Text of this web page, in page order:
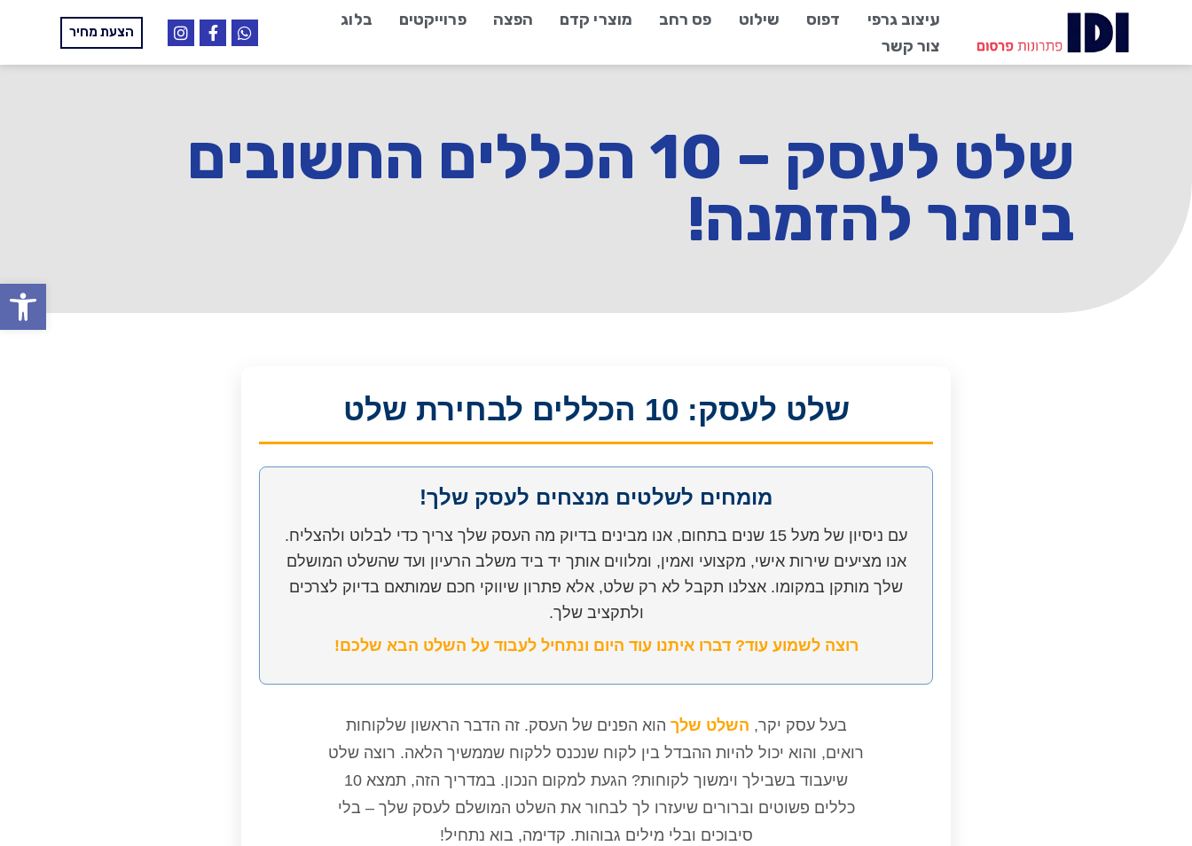
עיצוב גרפי דפוס שילוט פס רחב מוצרי קדם הפצה פרוייקטים
בלוג
צור קשר
הצעת מחיר
שלט לעסק – 10 הכללים החשובים
ביותר להזמנה!
שלט לעסק: 10 הכללים לבחירת שלט
מומחים לשלטים מנצחים לעסק שלך!
עם ניסיון של מעל 15 שנים בתחום, אנו מבינים בדיוק מה העסק שלך צריך כדי לבלוט ולהצליח.
אנו מציעים שירות אישי, מקצועי ואמין, ומלווים אותך יד ביד משלב הרעיון ועד שהשלט המושלם
שלך מותקן במקומו. אצלנו תקבל לא רק שלט, אלא פתרון שיווקי חכם שמותאם בדיוק לצרכים
ולתקציב שלך.
רוצה לשמוע עוד? דברו איתנו עוד היום ונתחיל לעבוד על השלט הבא שלכם!
בעל עסק יקר, השלט שלך הוא הפנים של העסק. זה הדבר הראשון שלקוחות
רואים, והוא יכול להיות ההבדל בין לקוח שנכנס ללקוח שממשיך הלאה. רוצה שלט
שיעבוד בשבילך וימשוך לקוחות? הגעת למקום הנכון. במדריך הזה, תמצא 10
כללים פשוטים וברורים שיעזרו לך לבחור את השלט המושלם לעסק שלך – בלי
סיבוכים ובלי מילים גבוהות. קדימה, בוא נתחיל!